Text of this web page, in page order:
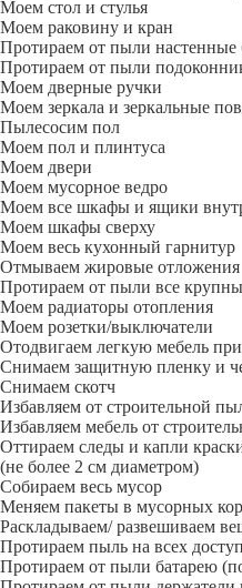
Моем стол и стулья
Моем раковину и кран
Протираем от пыли настенные
Протираем от пыли
Моем дверные ручки
Моем зеркала и зеркальные
Пылесосим пол
Моем пол и плинтуса
Моем двери
Моем мусорное ведро
Моем все шкафы и ящики
Моем шкафы сверху
Моем весь кухонный гарнитур
Отмываем жировые отложения
Протираем от пыли все
Моем радиаторы отопления
Моем розетки/выключатели
Отодвигаем легкую мебель
Снимаем защитную пленку и
Снимаем скотч
Избавляем от строительной
Избавляем мебель от
Оттираем следы и капли
(не более 2 см диаметром)
Собираем весь мусор
Меняем пакеты в мусорных
Раскладываем/ развешиваем
Протираем пыль на всех
Протираем от пыли батарею